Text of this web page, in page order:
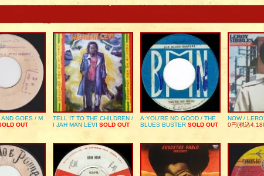
GOES / M
OUT
TELL IT TO THE CHILDREN /
I JAH MAN LEVI SOLD OUT
A:YOU’RE NO GOOD / THE
BLUES BUSTER SOLD OUT
NOW /
0円(税込